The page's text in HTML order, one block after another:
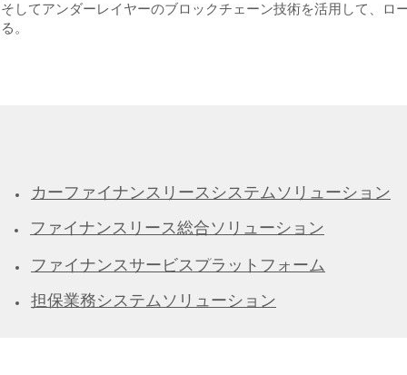
そしてアンダーレイヤーのブロックチェーン技術を活用して、
る。
カーファイナンスリースシステムソリューション
ファイナンスリース総合ソリューション
担保業務システムソリューション
ファイナンスサービスプラットフォーム